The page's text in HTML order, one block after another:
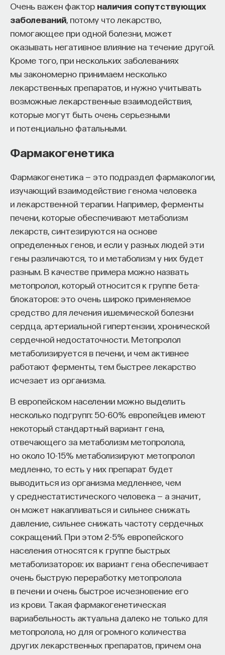
Очень важен фактор наличия сопутствующих
заболеваний , потому что лекарство,
помогающее при одной болезни, может
оказывать негативное влияние на течение другой.
Кроме того, при нескольких заболеваниях
мы закономерно принимаем несколько
лекарственных препаратов, и нужно учитывать
возможные лекарственные взаимодействия,
которые могут быть очень серьезными
и потенциально фатальными.
Фармакогенетика
Фармакогенетика — это подраздел фармакологии,
изучающий взаимодействие генома человека
и лекарственной терапии. Например, ферменты
печени, которые обеспечивают метаболизм
лекарств, синтезируются на основе
определенных генов, и если у разных людей эти
гены различаются, то и метаболизм у них будет
разным. В качестве примера можно назвать
метопролол, который относится к группе бета-
блокаторов: это очень широко применяемое
средство для лечения ишемической болезни
сердца, артериальной гипертензии, хронической
сердечной недостаточности. Метопролол
метаболизируется в печени, и чем активнее
работают ферменты, тем быстрее лекарство
исчезает из организма.
В европейском населении можно выделить
несколько подгрупп: 50-60% европейцев имеют
некоторый стандартный вариант гена,
отвечающего за метаболизм метопролола,
но около 10-15% метаболизируют метопролол
медленно, то есть у них препарат будет
выводиться из организма медленнее, чем
у среднестатистического человека — а значит,
он может накапливаться и сильнее снижать
давление, сильнее снижать частоту сердечных
сокращений. При этом 2-5% европейского
населения относятся к группе быстрых
метаболизаторов: их вариант гена обеспечивает
очень быструю переработку метопролола
в печени и очень быстрое исчезновение его
из крови. Такая фармакогенетическая
вариабельность актуальна далеко не только для
метопролола, но для огромного количества
других лекарственных препаратов, причем она
И четвертая — социальная эффективность,
то есть забота о том, как человек будет работать
за пределами университета и насколько
эффективным окажется в команде и профессии.
Университет не всегда может точно
предсказать, какие именно рабочие места ждут
выпускника, но сама эта оптика тоже остается
отдельной идеологией. В зависимости от того,
в какой из этих логик работает университет,
у него будут совершенно разные ответы
на вопрос о целях образования».
Университет должен строить
будущее
«Есть представление о том, что университеты
мыслящего, сложно устроенного человека.
Но здесь возникает и другой, гораздо более
трудный вопрос: кто вообще формирует
целеполагание университета и кто задает тот
смысл, на который он работает? Мне кажется,
университет способен быть субъектом —
не просто выполнять внешний заказ,
а самостоятельно выбирать, на какое будущее
он работает. У него должна быть собственная
позиция: сначала определить, какое будущее
работает только под заказ, он занимает совсем
другую роль. У классического университета есть
редкая возможность — мыслить на длинной
дистанции и реально влиять на будущее: на то,
как будет мыслить элита, как будет устроена
экономика и как в целом будет разворачиваться
общество».
Знание нельзя просто передать
«Сама проблема гораздо старше, чем может
показаться. Если преподаватель выдает задание,
студент перепоручает его нейросети, а потом
просто приносит готовый текст, это лишь делает
старую проблему совсем уж неустранимой.
Но и привычная университетская схема, в которой
преподаватель что-то рассказал, студент что-то
записал, а затем попытался пересказать это
наизусть, тоже почти не оставляет места для